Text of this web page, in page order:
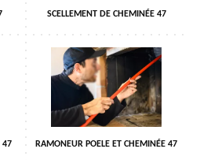
SCELLEMENT DE CHEMINÉE 47
47 RAMONEUR POELE ET CHEMINÉE 47